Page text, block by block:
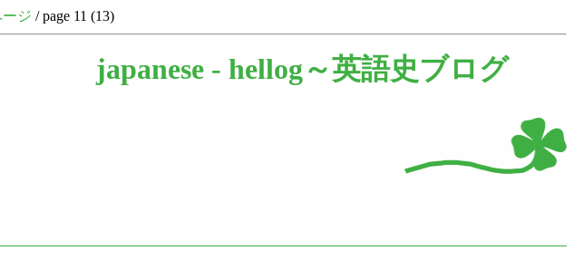
ジ / page 11 (13)
japanese - hellog～英語史ブログ